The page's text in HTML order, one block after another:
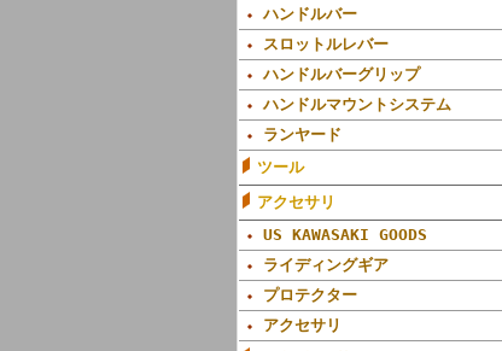
ハンドルバー
スロットルレバー
ハンドルバーグリップ
ハンドルマウントシステム
ランヤード
ツール
アクセサリ
US KAWASAKI GOODS
ライディングギア
プロテクター
アクセサリ